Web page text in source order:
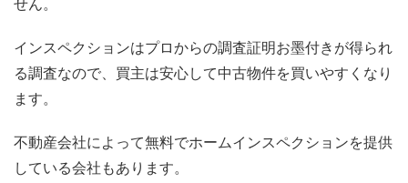
せん。
インスペクションはプロからの調査証明お墨付きが得られ
る調査なので、買主は安心して中古物件を買いやすくなり
ます。
不動産会社によって無料でホームインスペクションを提供
している会社もあります。